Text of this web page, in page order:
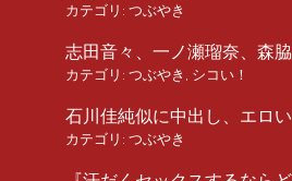
カテゴリ: つぶやき
志田音々、一ノ瀬瑠奈、森
カテゴリ: つぶやき , シコい！
石川佳純似に中出し、エロい
カテゴリ: つぶやき